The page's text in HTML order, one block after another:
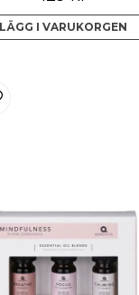
LÄGG I VARUKORGEN